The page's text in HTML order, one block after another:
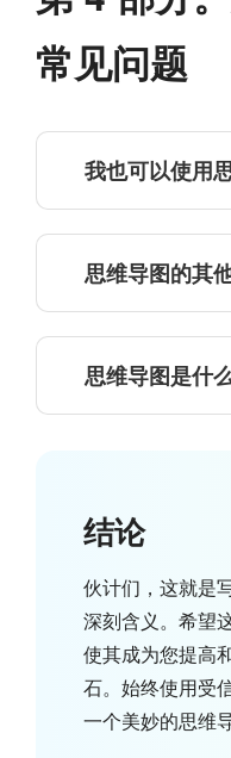
常见问题
我也可以使用
思维导图的其
思维导图是什
结论
伙计们，这就是
深刻含义。希望
使其成为您提高
石。始终使用受
一个美妙的思维